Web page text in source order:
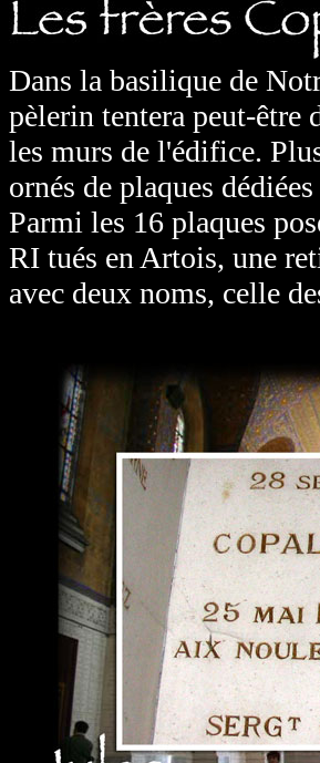
Dans la basilique de
pèlerin tentera peut-être
les murs de l'édifice.
ornés de plaques
Parmi les 16 plaques
RI tués en Artois, une
avec deux noms, celle